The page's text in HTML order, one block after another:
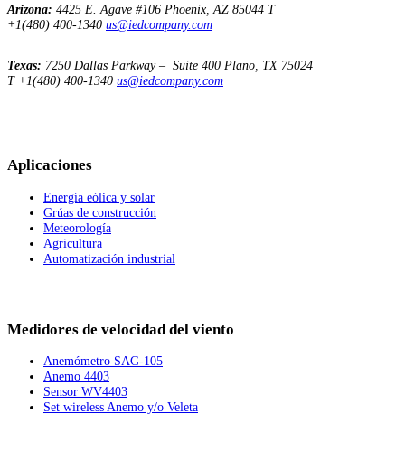
Arizona: 4425 E. Agave #106 Phoenix, AZ 85044 T
+1(480) 400-1340 us@iedcompany.com
Texas: 7250 Dallas Parkway – Suite 400 Plano, TX 75024
T +1(480) 400-1340 us@iedcompany.com
Aplicaciones
Energía eólica y solar
Grúas de construcción
Meteorología
Agricultura
Automatización industrial
Medidores de velocidad del viento
Anemómetro SAG-105
Anemo 4403
Sensor WV4403
Set wireless Anemo y/o Veleta